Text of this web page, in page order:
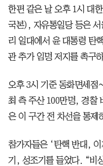
한편 같은 날 오후 1시 대
국본), 자유통일당 등은 서
리 일대에서 윤 대통령 탄
관 추가 임명 저지를 촉구
오후 3시 기준 동화면세
최 측 주산 100만명, 경찰
은 이 구간 전 차선을 통제
참가자들은 ‘탄핵 반대,
기, 성조기를 들었다. “비